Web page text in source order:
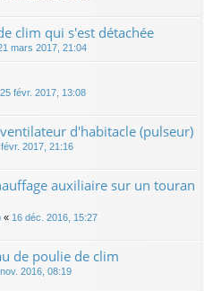
clim qui s'est détachée
mars 2017, 21:04
25 févr. 2017, 13:08
d'habitacle (pulseur)
2017, 21:16
auxiliaire sur un touran
« 16 déc. 2016, 15:27
de poulie de clim
2016, 08:19